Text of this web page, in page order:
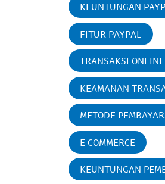
KEUNTUNGAN
FITUR PAYPAL
TRANSAKSI ONLINE
KEAMANAN
METODE
E COMMERCE
KEUNTUNGAN